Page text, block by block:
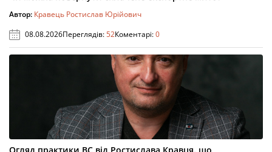
Автор: Кравець Ростислав Юрійович
08.08.2026Переглядів:52Коментарі:0